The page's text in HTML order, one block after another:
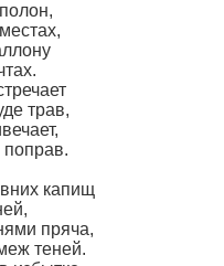
трав,
капищ
пряча,
теней.